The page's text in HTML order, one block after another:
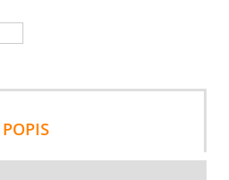
POPIS